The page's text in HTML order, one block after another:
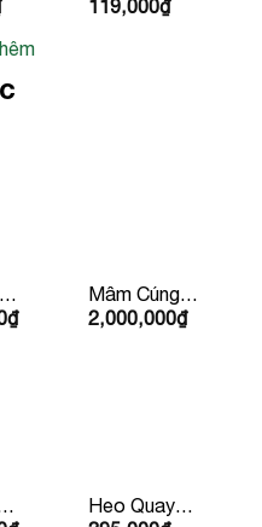
119,000₫
₫
Mâm Cúng
Lộc Phát
2,000,000₫
Heo Quay